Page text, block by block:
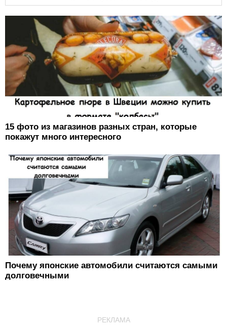
15 фото из магазинов разных стран, которые
покажут много интересного
Почему японские автомобили считаются самыми
долговечными
РЕКЛАМА